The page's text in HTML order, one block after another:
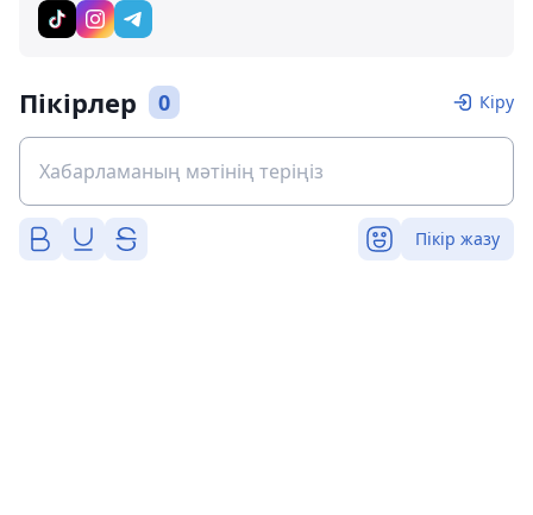
Пікірлер 0 Кіру
Пікір жазу